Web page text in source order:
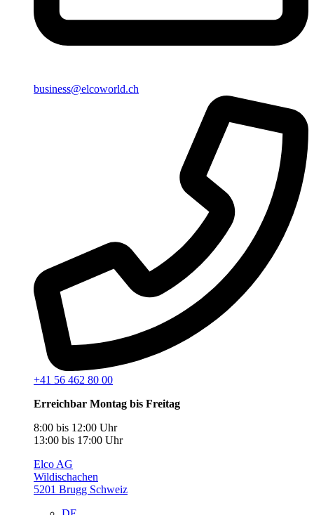
business@elcoworld.ch
+41 56 462 80 00
Erreichbar Montag bis Freitag
8:00 bis 12:00 Uhr
13:00 bis 17:00 Uhr
Elco AG
Wildischachen
5201 Brugg Schweiz